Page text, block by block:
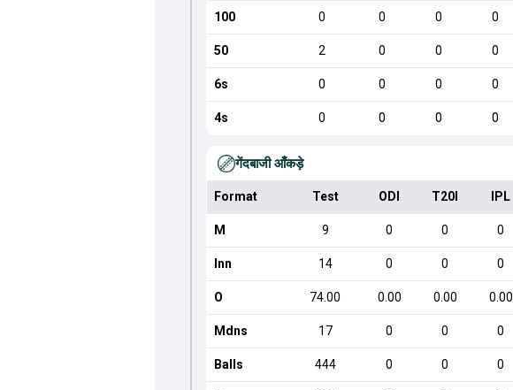
100 0 0 0 0
50 2 0 0 0
6s 0 0 0 0
4s 0 0 0 0
गेंदबाजी आँकड़े
Format Test ODI T20I IPL
M 9 0 0 0
Inn 14 0 0 0
O 74.00 0.00 0.00 0.00
Mdns 17 0 0 0
Balls 444 0 0 0